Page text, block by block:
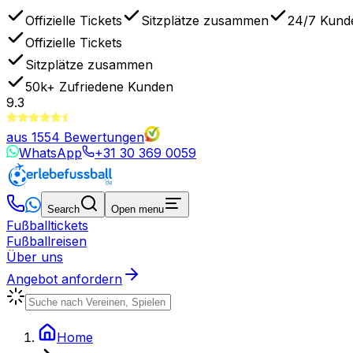
Offizielle Tickets Sitzplätze zusammen
24/7
Offizielle Tickets
Sitzplätze zusammen
50k+ Zufriedene Kunden
9.3
aus 1554 Bewertungen
WhatsApp
+31 30 369 0059
Search Open menu
Fußballtickets
Fußballreisen
Über uns
Angebot anfordern
Home